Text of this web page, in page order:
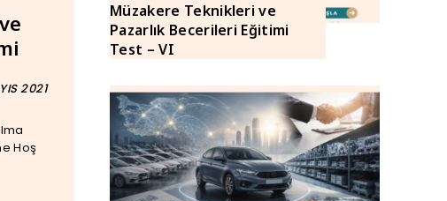
2021
Hoş
Müzakere Teknikleri ve
Pazarlık Becerileri Eğitimi
Test – VI